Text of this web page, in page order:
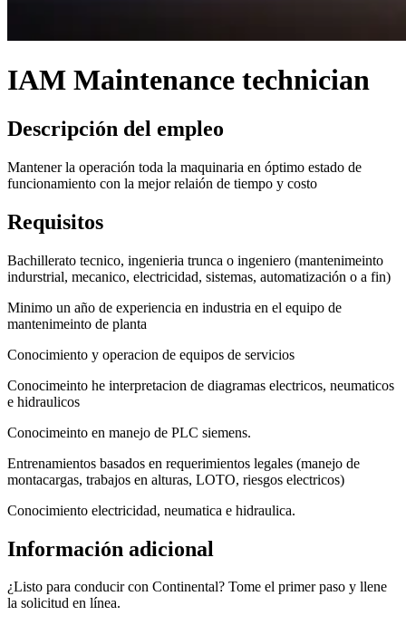
IAM Maintenance technician
Descripción del empleo
Mantener la operación toda la maquinaria en óptimo estado de
funcionamiento con la mejor relaión de tiempo y costo
Requisitos
Bachillerato tecnico, ingenieria trunca o ingeniero (mantenimeinto
indurstrial, mecanico, electricidad, sistemas, automatización o a fin)
Minimo un año de experiencia en industria en el equipo de
mantenimeinto de planta
Conocimiento y operacion de equipos de servicios
Conocimeinto he interpretacion de diagramas electricos, neumaticos
e hidraulicos
Conocimeinto en manejo de PLC siemens.
Entrenamientos basados en requerimientos legales (manejo de
montacargas, trabajos en alturas, LOTO, riesgos electricos)
Conocimiento electricidad, neumatica e hidraulica.
Información adicional
¿Listo para conducir con Continental? Tome el primer paso y llene
la solicitud en línea.